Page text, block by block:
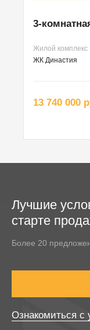
3-
Жилой комплекс
ЖК Династия
13 740 000
Лучшие
старте
Более 20
Ознакомиться с